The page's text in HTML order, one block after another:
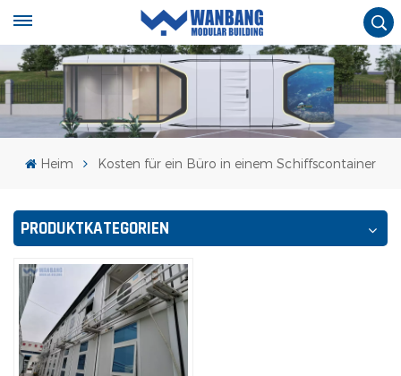
Heim Kosten für ein Büro in einem Schiffscontainer
PRODUKTKATEGORIEN